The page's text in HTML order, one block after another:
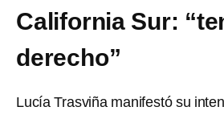
California Sur:
derecho”
Lucía Trasviña manifestó su